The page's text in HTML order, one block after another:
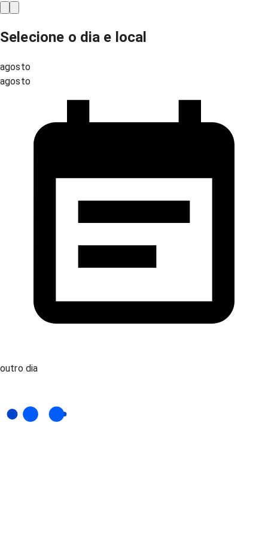
Selecione o dia e local
agosto
agosto
outro dia